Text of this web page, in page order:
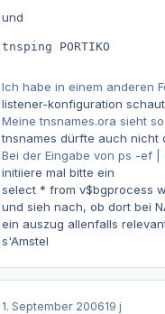
und
tnsping PORTIKO
Ich habe in einem anderen
listener-konfiguration schaut
Meine tnsnames.ora sieht
tnsnames dürfte auch nicht
Bei der Eingabe von ps -ef
initiiere mal bitte ein
select * from v$bgprocess
und sieh nach, ob dort bei
ein auszug allenfalls
s'Amstel
1. September 200619 j